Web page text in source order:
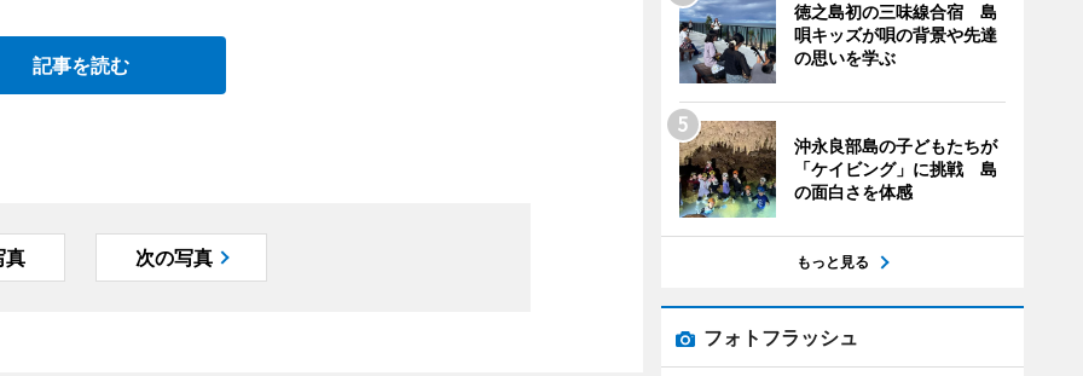
記事を読む
真 次の写真
徳之島初の三味線合宿 島
唄キッズが唄の背景や先達
の思いを学ぶ
沖永良部島の子どもたちが
「ケイビング」に挑戦 島
の面白さを体感
もっと見る
フォトフラッシュ